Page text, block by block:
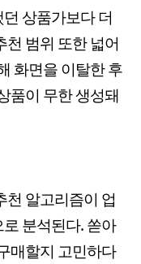
상품가보다 더
범위 또한 넓어
화면을 이탈한 후
품이 무한 생성돼
천 알고리즘이 업
분석된다. 쏟아
매할지 고민하다